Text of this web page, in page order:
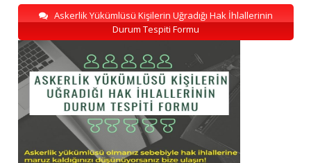
Askerlik Yükümlüsü Kişilerin Uğradığı Hak İhlallerinin
Durum Tespiti Formu